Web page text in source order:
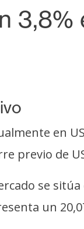
3,8%
en
previo de
se
un